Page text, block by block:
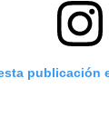
publicación